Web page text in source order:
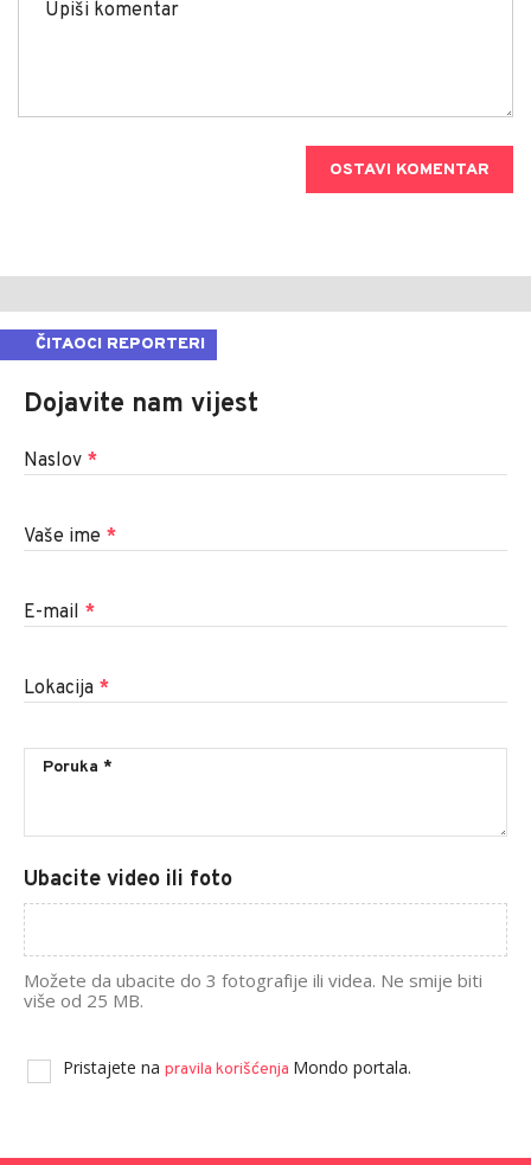
OSTAVI KOMENTAR
ČITAOCI REPORTERI
Dojavite nam vijest
Naslov *
Vaše ime *
E-mail *
Lokacija *
Ubacite video ili foto
Možete da ubacite do 3 fotografije ili videa. Ne smije biti
više od 25 MB.
Pristajete na pravila korišćenja Mondo portala.